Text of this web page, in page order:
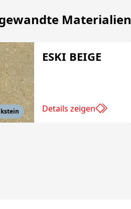
Materialien
ESKI BEIGE
Details zeigen